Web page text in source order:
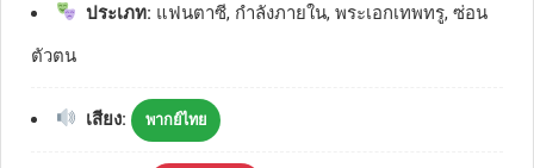
ประเภท: แฟนตาซี, กำลังภายใน, พระเอกเทพทรู, ซ่อน
ตัวตน
เสียง: พากย์ไทย